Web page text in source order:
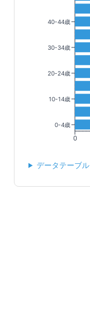
0
40-44歳
30-34歳
20-24歳
10-14歳
0-4歳
データテーブ